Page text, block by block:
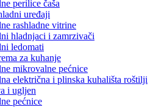
perilice čaša
uređaji
rashladne vitrine
hladnjaci i zamrzivači
ledomati
za kuhanje
mikrovalne pećnice
električna i plinska kuhališta roštilji
i ugljen
pećnice